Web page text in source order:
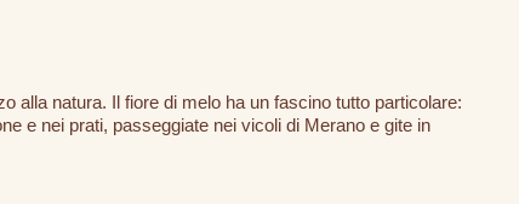
alla natura. Il fiore di melo ha un fascino tutto particolare:
e nei prati, passeggiate nei vicoli di Merano e gite in